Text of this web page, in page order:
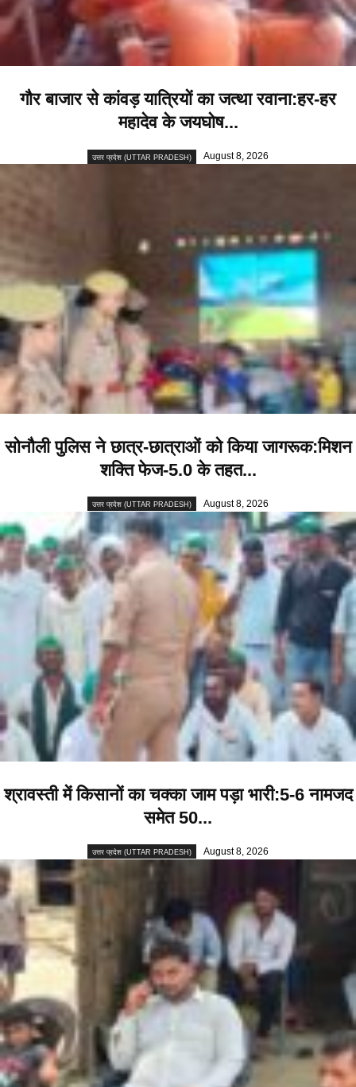
गौर बाजार से कांवड़ यात्रियों का जत्था रवाना:हर-हर
महादेव के जयघोष...
उत्तर प्रदेश (UTTAR PRADESH) August 8, 2026
सोनौली पुलिस ने छात्र-छात्राओं को किया जागरूक:मिशन
शक्ति फेज-5.0 के तहत...
उत्तर प्रदेश (UTTAR PRADESH) August 8, 2026
श्रावस्ती में किसानों का चक्का जाम पड़ा भारी:5-6 नामजद
समेत 50...
उत्तर प्रदेश (UTTAR PRADESH) August 8, 2026